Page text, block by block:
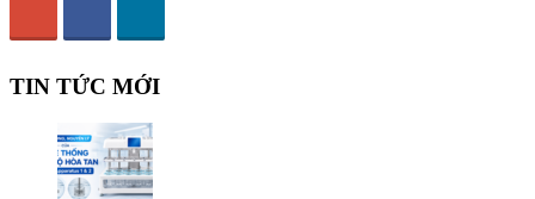
TIN TỨC MỚI